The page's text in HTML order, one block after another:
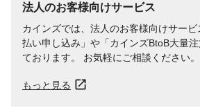
法人のお客様向けサービス
カインズでは、法人のお客様向けサー
払い申し込み」や「カインズBtoB大量
ております。 お気軽にご相談ください。
もっと見る